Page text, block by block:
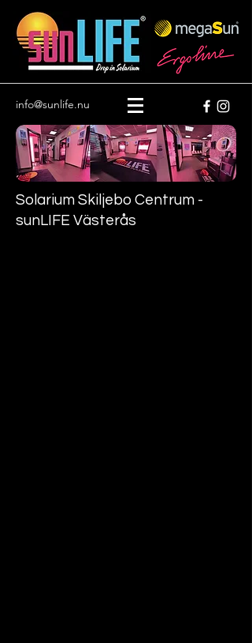
info@sunlife.nu
Solarium Skiljebo Centrum -
sunLIFE Västerås